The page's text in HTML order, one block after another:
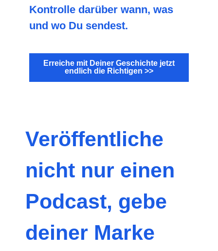
Kontrolle darüber wann, was
und wo Du sendest.
Erreiche mit Deiner Geschichte jetzt
endlich die Richtigen >>
Veröffentliche
nicht nur einen
Podcast, gebe
deiner Marke